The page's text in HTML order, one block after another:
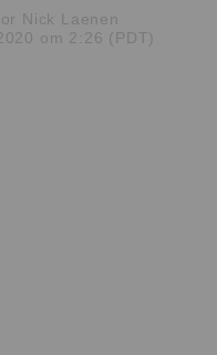
Nick Laenen
om 2:26 (PDT)